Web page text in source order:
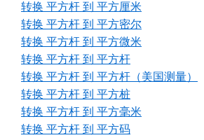
转换 平方杆 到 平方厘米
转换 平方杆 到 平方密尔
转换 平方杆 到 平方微米
转换 平方杆 到 平方杆
转换 平方杆 到 平方杆（美国测量）
转换 平方杆 到 平方桩
转换 平方杆 到 平方毫米
转换 平方杆 到 平方码